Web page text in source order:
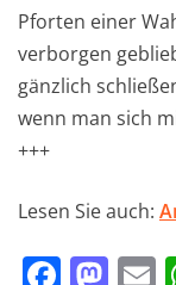
Pforten einer
verborgen
gänzlich
wenn man sich
+++
Lesen Sie auch: